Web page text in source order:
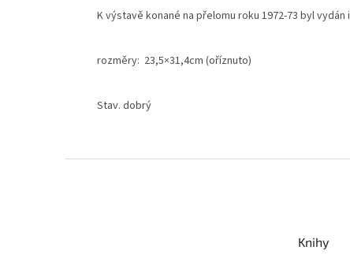
K výstavě konané na přelomu roku 1972-73 byl
rozměry: 23,5×31,4cm (oříznuto)
Stav. dobrý
Knihy